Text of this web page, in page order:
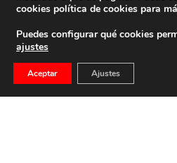
Calle Edgar
(antes calle
cookies política de cookies para
Puedes configurar qué cookies
ajustes
Aceptar Ajustes